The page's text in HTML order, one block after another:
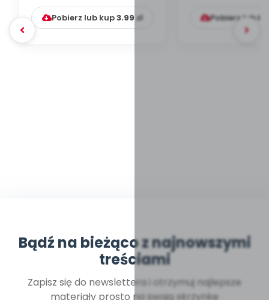
Pobierz lub kup3.99 zł Pobierz lub
Bądź na bieżąco z najnowszymi
treściami
Zapisz się do newslettera i otrzymuj najlepsze
materiały prosto na swoją skrzynkę